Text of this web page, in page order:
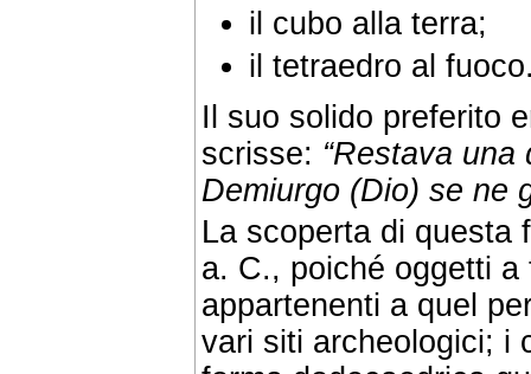
il cubo alla terra;
il tetraedro al
Il suo solido preferito
scrisse: “Restava
Demiurgo (Dio) se ne
La scoperta di questa
a. C., poiché oggetti
appartenenti a quel
vari siti archeologici; i